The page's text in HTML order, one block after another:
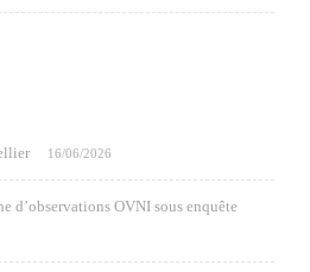
16/06/2026
d’observations OVNI sous enquête